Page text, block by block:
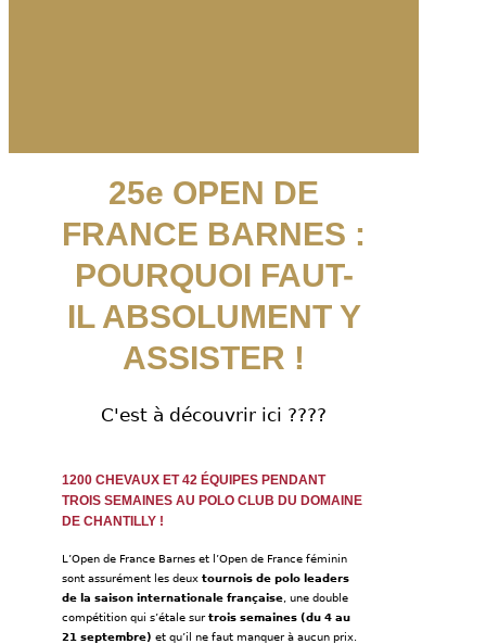
25e OPEN DE
FRANCE BARNES :
POURQUOI FAUT-
IL ABSOLUMENT Y
ASSISTER !
C'est à découvrir ici ????
1200 CHEVAUX ET 42 ÉQUIPES PENDANT
TROIS SEMAINES AU POLO CLUB DU DOMAINE
DE CHANTILLY !
L’Open de France Barnes et l’Open de France féminin
sont assurément les deux tournois de polo leaders
de la saison internationale française , une double
compétition qui s’étale surtrois semaines (du 4 au
21 septembre) et qu’il ne faut manquer à aucun prix.